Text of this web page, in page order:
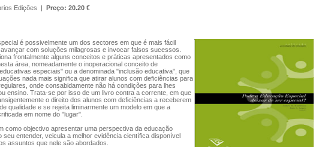
Edições | Preço: 20.20 €
é possivelmente um dos sectores em que é mais fácil
com soluções milagrosas e invocar falsos sucessos.
frontalmente alguns conceitos e práticas apresentados como
área, nomeadamente o inoperacional conceito de
especiais" ou a denominada "inclusão educativa", que
nada mais significa que atirar alunos com deficiências para
onde consabidamente não há condições para lhes
ensino. Trata-se por isso de um livro contra a corrente, em que
o direito dos alunos com deficiências a receberem
qualidade e se rejeita liminarmente um modelo em que a
em nome do "lugar".
como objectivo apresentar uma perspectiva da educação
seu entender, veicula a melhor evidência científica disponível
assuntos que nele são abordados.